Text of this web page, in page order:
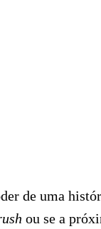
de uma
ou se a